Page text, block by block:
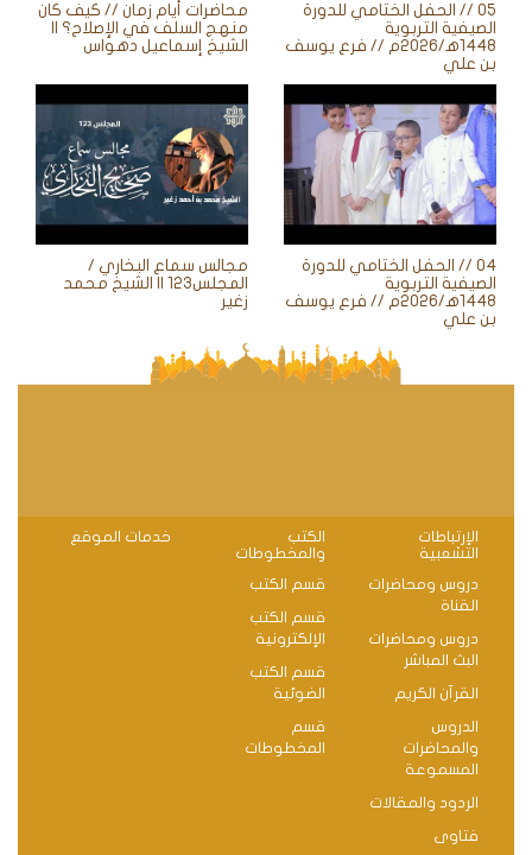
محاضرات أيام زمان // كيف كان
منهج السلف في الإصلاح؟ ||
الشيخ إسماعيل دهواس
05 // الحفل الختامي للدورة
الصيفية التربوية
1448ه‍/2026م // فرع يوسف
بن علي
مجالس سماع البخاري /
المجلس123 || الشيخ محمد
زغير
04 // الحفل الختامي للدورة
الصيفية التربوية
1448ه‍/2026م // فرع يوسف
بن علي
الإرتباطات
التشعبية
دروس ومحاضرات
القناة
دروس ومحاضرات
البث المباشر
القرآن الكريم
الدروس
والمحاضرات
المسموعة
الردود والمقالات
فتاوى
الكتب
والمخطوطات
قسم الكتب
قسم الكتب
الإلكترونية
قسم الكتب
الضوئية
قسم
المخطوطات
خدمات الموقع